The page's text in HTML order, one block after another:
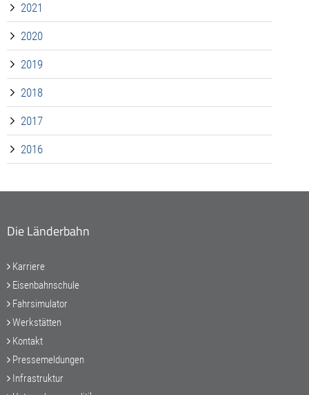
2021
2020
2019
2018
2017
2016
Die Länderbahn
Karriere
Eisenbahnschule
Fahrsimulator
Werkstätten
Kontakt
Pressemeldungen
Infrastruktur